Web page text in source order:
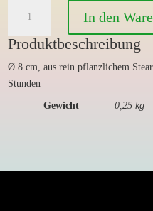
Kugel
groß
Menge
In den
Produktbeschreibung
Ø 8 cm, aus rein pflanzlichem
Stunden
Gewicht 0,25 kg